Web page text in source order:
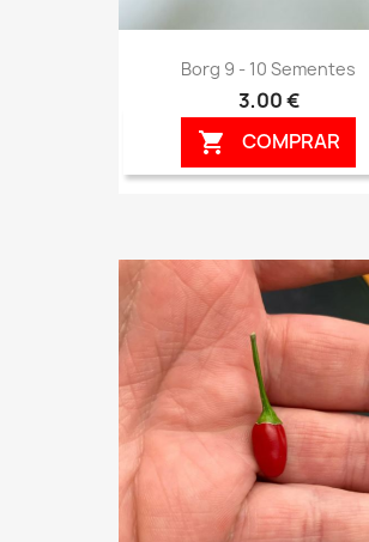
Borg 9 - 10 Sementes
3,00 €
 COMPRAR